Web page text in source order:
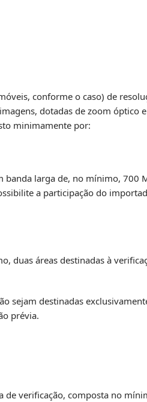
conforme o caso) de
dotadas de zoom óptico
minimamente por:
larga de, no mínimo, 700
a participação do
duas áreas destinadas à
sejam destinadas
prévia.
verificação, composta no